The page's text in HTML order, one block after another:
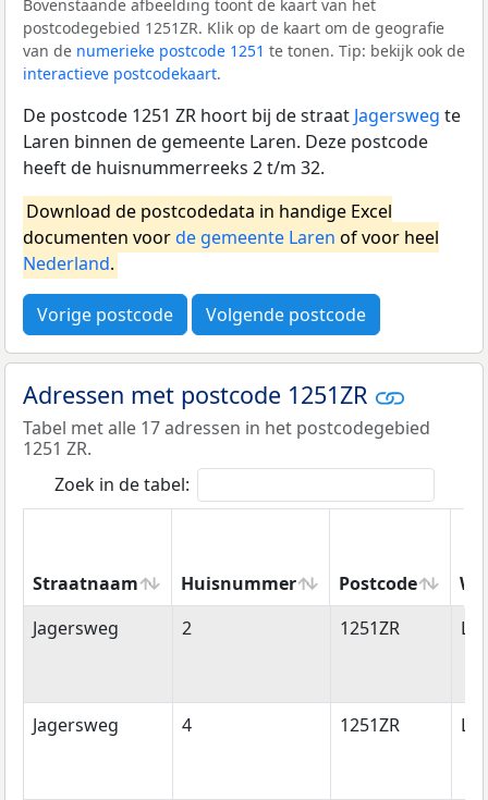
Bovenstaande afbeelding toont de kaart van het
postcodegebied 1251ZR. Klik op de kaart om de geografie
van de numerieke postcode 1251 te tonen. Tip: bekijk ook de
interactieve postcodekaart.
De postcode 1251 ZR hoort bij de straat Jagersweg te
Laren binnen de gemeente Laren. Deze postcode
heeft de huisnummerreeks 2 t/m 32.
Download de postcodedata in handige Excel
documenten voorde gemeente Laren of voor heel
Nederland.
Vorige postcode Volgende postcode
Adressen met postcode 1251ZR
Tabel met alle 17 adressen in het postcodegebied
1251 ZR.
Zoek in de tabel:
Straatnaam Huisnummer Postcode
Straatnaam
Huisnummer Postcode
Jagersweg 2 1251ZR
Jagersweg 4 1251ZR